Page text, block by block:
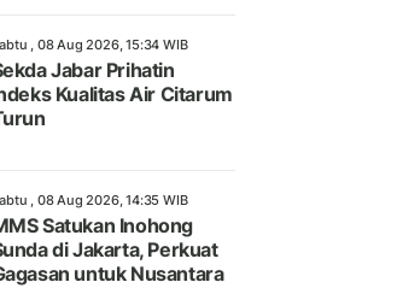
, 08 Aug 2026, 15:34 WIB
Jabar Prihatin
Kualitas Air Citarum
, 08 Aug 2026, 14:35 WIB
Satukan Inohong
di Jakarta, Perkuat
untuk Nusantara